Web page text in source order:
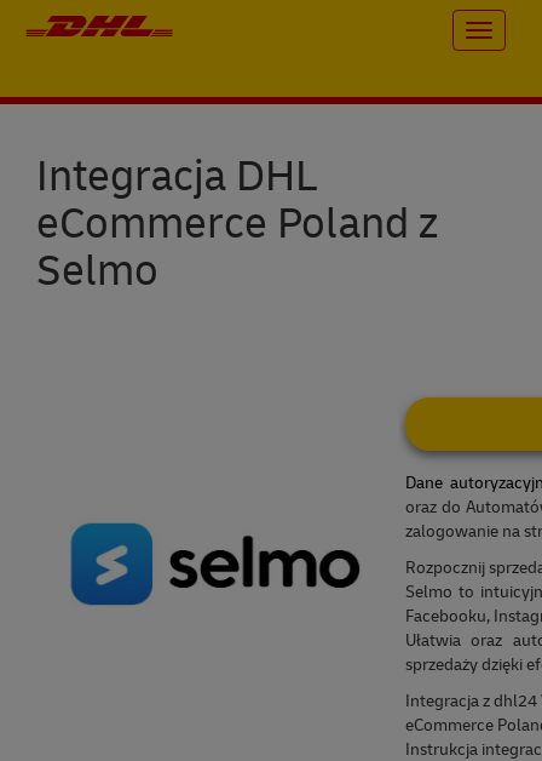
Toggle
Integracja DHL
eCommerce Poland z
Selmo
Dane
oraz do
zalogowanie na
Rozpocznij
Selmo to
Facebooku,
Ułatwia oraz
sprzedaży dzięki
Integracja z dhl24
eCommerce
Instrukcja